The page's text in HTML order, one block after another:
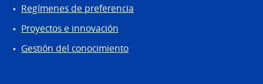
Regímenes de preferencia
Proyectos e innovación
Gestión del conocimiento